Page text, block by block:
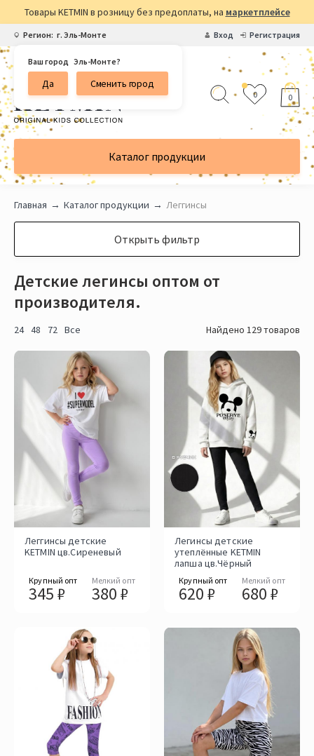
Товары KETMIN в розницу без предоплаты, на маркетплейсе
Регион: г. Эль-Монте
Ваш город Эль-Монте?
Да Сменить город
Вход Регистрация
0 0
Каталог продукции
Главная Каталог продукции Леггинсы
Открыть фильтр
Детские легинсы оптом от
производителя.
24 48 72 Все Найдено 129 товаров
Леггинсы детские
KETMIN цв.Сиреневый
Крупный опт
345 ₽
Мелкий опт
380 ₽
Легинсы детские
утеплённые KETMIN
лапша цв.Чёрный
Крупный опт
620 ₽
Мелкий опт
680 ₽